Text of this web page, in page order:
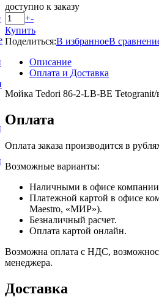
доступно к заказу
+-
Купить
Поделиться:В избранноеВ
Описание
Оплата и Доставка
Мойка Tedori 86-2-LB-BE Tetogranit/
Оплата
Оплата заказа производится в
Возможные варианты:
Наличными в офисе
Платежной картой в офисе
Maestro, «МИР»).
Безналичный расчет.
Оплата картой онлайн.
Возможна оплата с НДС,
менеджера.
Доставка